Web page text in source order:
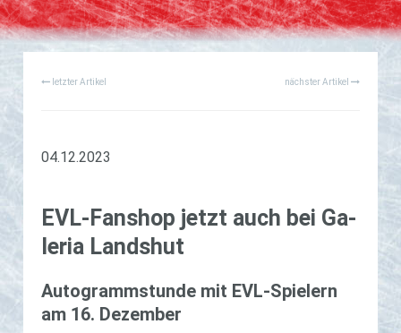
FÖRDERUNG
PROFIS
GESUCHT
letzter Artikel nächster Artikel
04.12.2023
EVL-Fan­­shop jetzt auch bei Ga­
le­ria Lands­hut
Au­to­­gram­m­­stun­­de mit EVL-Spie­­lern
am 16. De­­zem­­ber